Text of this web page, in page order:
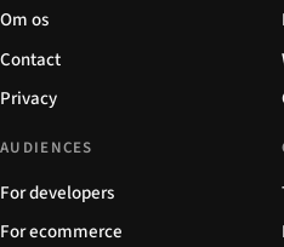
Om os
Contact
Privacy
AUDIENCES
For developers
For ecommerce